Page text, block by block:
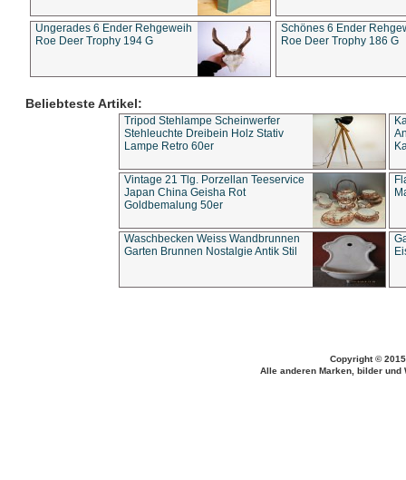
Ungerades 6 Ender Rehgeweih
Roe Deer Trophy 194 G
Schönes 6 Ender
Roe Deer Trophy 186 G
Beliebteste Artikel:
Tripod Stehlampe Scheinwerfer
Stehleuchte Dreibein Holz Stativ
Lampe Retro 60er
Vintage 21 Tlg. Porzellan Teeservice
Japan China Geisha Rot
Goldbemalung 50er
Waschbecken Weiss Wandbrunnen
Garten Brunnen Nostalgie Antik Stil
Copyright ©
Alle anderen Marken, bilder und